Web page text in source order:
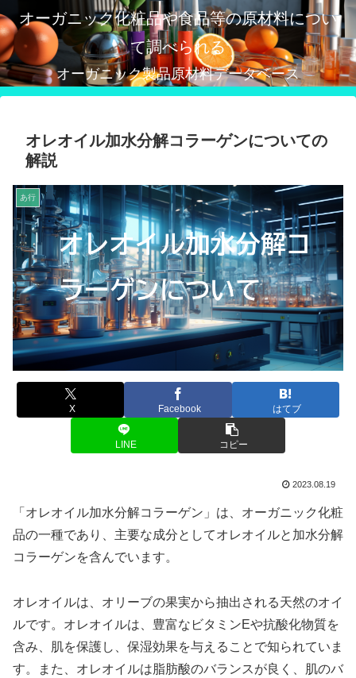
オーガニック化粧品や食品等の原材料につい
て調べられる
オーガニック製品原材料データベース
オレオイル加水分解コラーゲンについての
解説
あ行
X Facebook はてブ
LINE コピー
2023.08.19
「オレオイル加水分解コラーゲン」は、オーガニック化粧
品の一種であり、主要な成分としてオレオイルと加水分解
コラーゲンを含んでいます。
オレオイルは、オリーブの果実から抽出される天然のオイ
ルです。オレオイルは、豊富なビタミンEや抗酸化物質を
含み、肌を保護し、保湿効果を与えることで知られていま
す。また、オレオイルは脂肪酸のバランスが良く、肌のバ